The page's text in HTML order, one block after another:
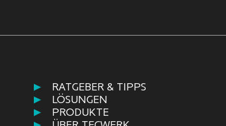
RATGEBER & TIPPS
LÖSUNGEN
PRODUKTE